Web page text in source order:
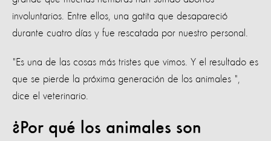
involuntarios. Entre ellos, una gatita que desapareció
durante cuatro días y fue rescatada por nuestro personal.
"Es una de las cosas más tristes que vimos. Y el resultado es
que se pierde la próxima generación de los animales ",
dice el veterinario.
¿Por qué los animales son